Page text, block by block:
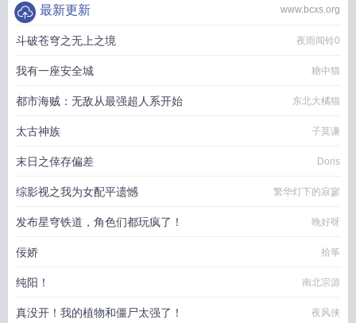
www.bcxs.org
最新更新
斗破苍穹之无上之境 夜雨闻铃0
我有一座安全城 糖中猫
都市海贼：无敌从最强超人系开始 东北大橘猫
太古神族 子莫谦
末日之倖存偏差 Doris
综影视之我为女配平遗憾 繁华灯下的寂寥
发布星穹铁道，角色们都玩疯了！ 晚好呀
佞娇 拾筝
纯阳！ 南北宗源
真没开！我的植物和僵尸太强了！ 夜风侠